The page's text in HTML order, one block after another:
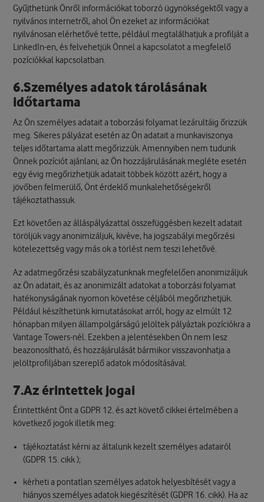
Gyűjthetünk Önről információkat toborzó ügynökségektől vagy a
nyilvános internetről, ahol Ön ezeket az információkat
nyilvánosan elérhetővé tette, például megtalálhatjuk a profilját a
LinkedIn-en, és felvehetjük Önnel a kapcsolatot a megfelelő
pozíciókkal kapcsolatban.
6.Személyes adatok tárolásának
időtartama
Az Ön személyes adatait a toborzási folyamat lezárultáig őrizzük
meg. Sikeres pályázat esetén az Ön adatait a munkaviszonya
teljes időtartama alatt megőrizzük. Amennyiben nem tudunk
Önnek pozíciót ajánlani, az Ön hozzájárulásának megléte esetén
egy évig megőrizhetjük adatait többek között azért, hogy a
jövőben felmerülő, Önt érdeklő munkalehetőségekről
tájékoztathassuk.
Ezt követően az álláspályázattal összefüggésben kezelt adatait
töröljük vagy anonimizáljuk, kivéve, ha jogszabályi megőrzési
kötelezettség vagy más ok a törlést nem teszi lehetővé.
Az adatmegőrzési szabályzatunknak megfelelően anonimizáljuk
az Ön adatait, és az anonimizált adatokat a toborzási folyamat
hatékonyságának nyomon követése céljából megőrizhetjük.
Például készíthetünk kimutatásokat arról, hogy az elmúlt 12
hónapban milyen állampolgárságú jelöltek pályáztak pozíciókra a
Vantage Towers-nél. Ezekben a jelentésekben Ön nem lesz
beazonosítható, és hozzájárulását bármikor visszavonhatja a
jelöltprofiljában szereplő adatok módosításával.
7.Az érintettek jogai
Érintettként Önt a GDPR 12. és azt követő cikkei értelmében a
következő jogok illetik meg:
tájékoztatást kérni az általunk kezelt személyes adatairól
(GDPR 15. cikk );
kérheti a pontatlan személyes adatok helyesbítését vagy a
hiányos személyes adatok kiegészítését (GDPR 16. cikk). Ha az